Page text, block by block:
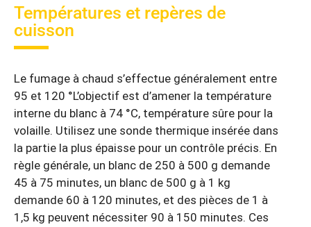
Températures et repères de
cuisson
Le fumage à chaud s’effectue généralement entre
95 et 120 °L’objectif est d’amener la température
interne du blanc à 74 °C, température sûre pour la
volaille. Utilisez une sonde thermique insérée dans
la partie la plus épaisse pour un contrôle précis. En
règle générale, un blanc de 250 à 500 g demande
45 à 75 minutes, un blanc de 500 g à 1 kg
demande 60 à 120 minutes, et des pièces de 1 à
1,5 kg peuvent nécessiter 90 à 150 minutes. Ces